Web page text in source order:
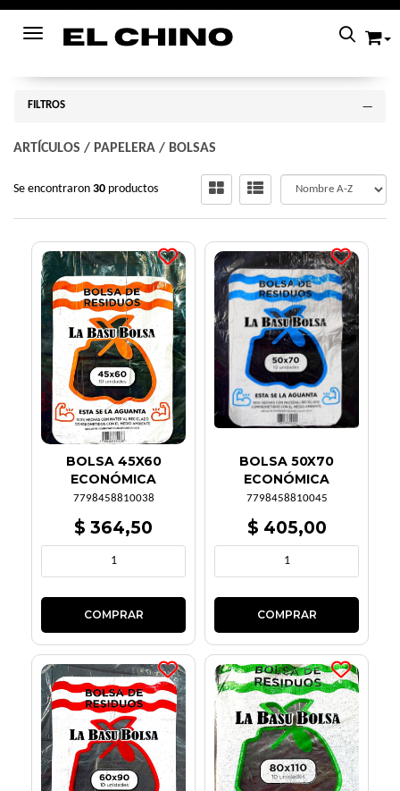
Toggle navigation
FILTROS
ARTÍCULOS / PAPELERA / BOLSAS
Se encontraron 30 productos
BOLSA 45X60
ECONÓMICA
7798458810038
$ 364,50
BOLSA 50X70
ECONÓMICA
7798458810045
$ 405,00